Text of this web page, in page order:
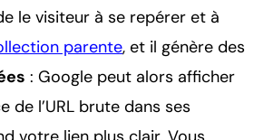
le visiteur à se repérer et à
parente, et il génère des
: Google peut alors afficher
de l’URL brute dans ses